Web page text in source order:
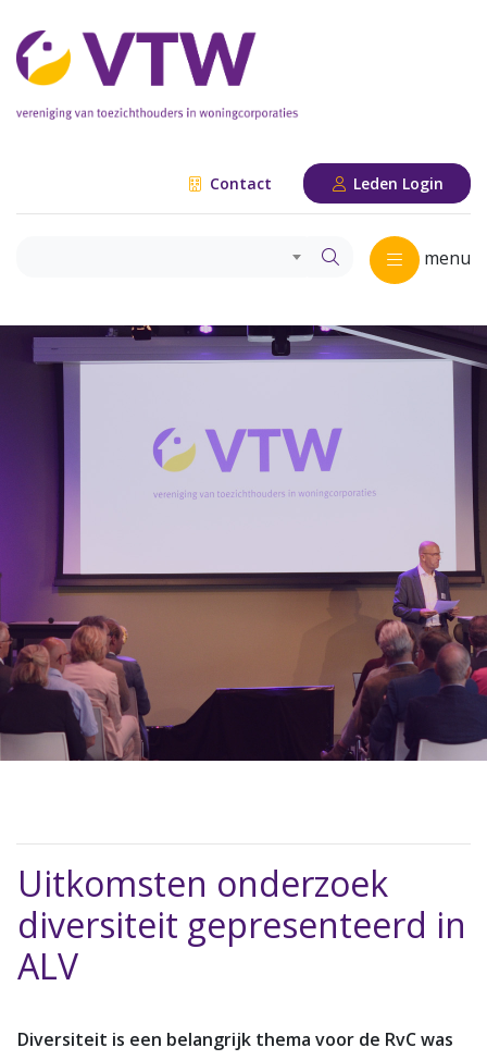
Contact Leden Login
menu
Uitkomsten onderzoek
diversiteit gepresenteerd in
ALV
Diversiteit is een belangrijk thema voor de RvC was